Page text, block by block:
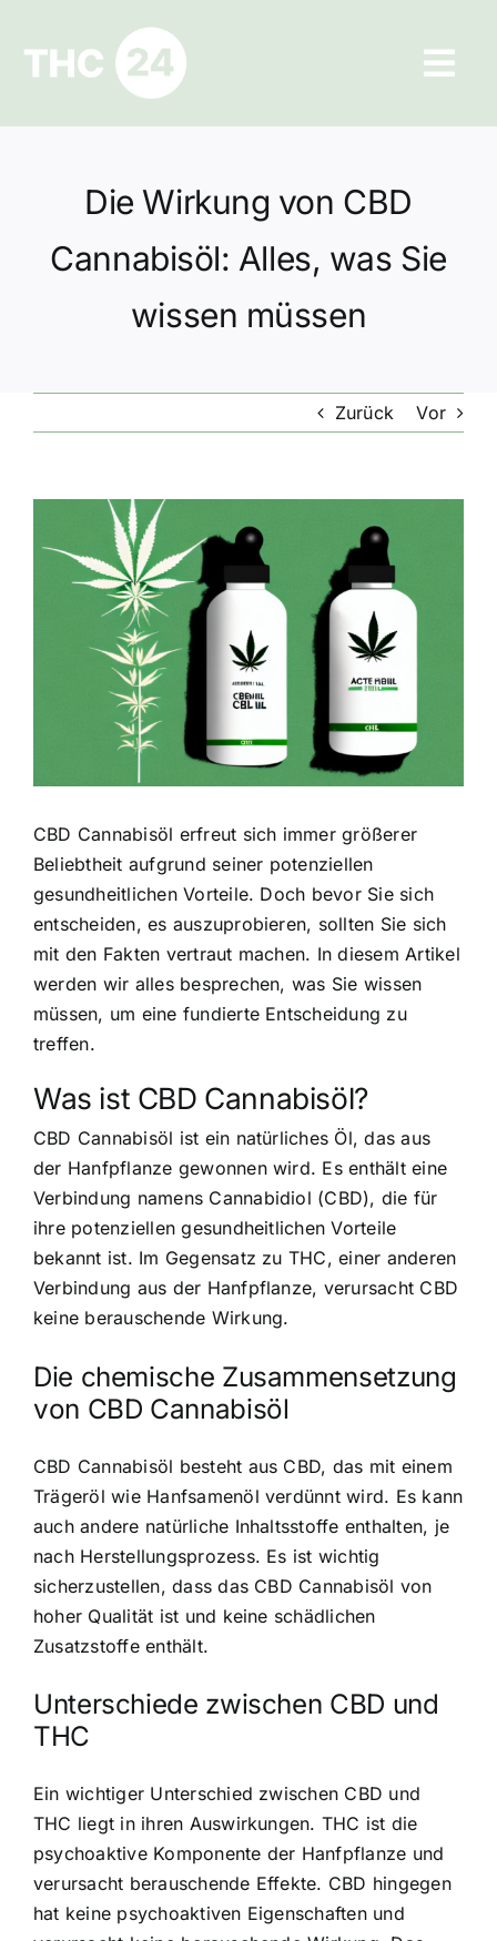
springen
Ratgeber
Hilfe und Kontakt
Datenschutz
Die Wirkung von CBD
Cannabisöl: Alles, was Sie
wissen müssen
Zurück Vor
grösseres
CBD Cannabisöl erfreut sich immer größerer
Beliebtheit aufgrund seiner potenziellen
gesundheitlichen Vorteile. Doch bevor Sie sich
entscheiden, es auszuprobieren, sollten Sie sich
mit den Fakten vertraut machen. In diesem Artikel
werden wir alles besprechen, was Sie wissen
müssen, um eine fundierte Entscheidung zu
treffen.
Was ist CBD Cannabisöl?
CBD Cannabisöl ist ein natürliches Öl, das aus
der Hanfpflanze gewonnen wird. Es enthält eine
Verbindung namens Cannabidiol (CBD), die für
ihre potenziellen gesundheitlichen Vorteile
bekannt ist. Im Gegensatz zu THC, einer anderen
Verbindung aus der Hanfpflanze, verursacht CBD
keine berauschende Wirkung.
Die chemische Zusammensetzung
von CBD Cannabisöl
CBD Cannabisöl besteht aus CBD, das mit einem
Trägeröl wie Hanfsamenöl verdünnt wird. Es kann
auch andere natürliche Inhaltsstoffe enthalten, je
nach Herstellungsprozess. Es ist wichtig
sicherzustellen, dass das CBD Cannabisöl von
hoher Qualität ist und keine schädlichen
Zusatzstoffe enthält.
Unterschiede zwischen CBD und
THC
Ein wichtiger Unterschied zwischen CBD und
THC liegt in ihren Auswirkungen. THC ist die
psychoaktive Komponente der Hanfpflanze und
verursacht berauschende Effekte. CBD hingegen
hat keine psychoaktiven Eigenschaften und